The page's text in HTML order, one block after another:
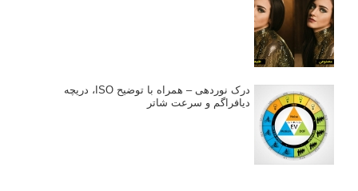
درک نوردهی – همراه با توضیح ISO، دریچه
دیافراگم و سرعت شاتر